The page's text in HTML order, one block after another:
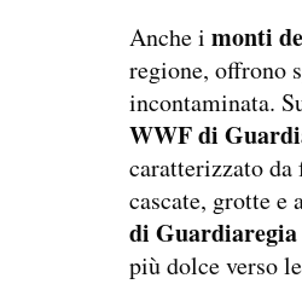
Anche i monti
regione, offrono
incontaminata.
WWF di
caratterizzato da
cascate, grotte e
di Guardiaregia
più dolce verso